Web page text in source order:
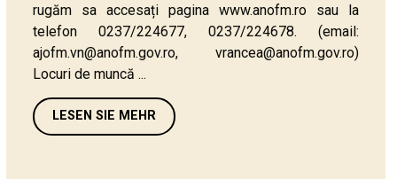
rugăm sa accesați pagina www.anofm.ro sau la
telefon 0237/224677, 0237/224678. (email:
ajofm.vn@anofm.gov.ro, vrancea@anofm.gov.ro)
Locuri de muncă ...
LESEN SIE MEHR